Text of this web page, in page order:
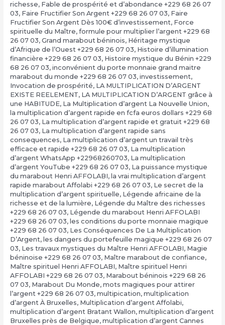
richesse, Fable de prospérité et d’abondance +229 68 26 07
03, Faire Fructifier Son Argent +229 68 26 07 03, Faire
Fructifier Son Argent Dès 100€ d’investissement, Force
spirituelle du Maître, formule pour multiplier l’argent +229 68
26 07 03, Grand marabout béninois, Héritage mystique
d’Afrique de l’Ouest +229 68 26 07 03, Histoire d’illumination
financière +229 68 26 07 03, Histoire mystique du Bénin +229
68 26 07 03, inconvénient du porte monnaie grand maitre
marabout du monde +229 68 26 07 03, investissement,
Invocation de prospérité, LA MULTIPLICATION D’ARGENT
EXISTE REELEMENT, LA MULTIPLICATION D’ARGENT grâce à
une HABITUDE, La Multiplication d’argent La Nouvelle Union,
la multiplication d’argent rapide en fcfa euros dollars +229 68
26 07 03, La multiplication d’argent rapide et gratuit +229 68
26 07 03, La multiplication d’argent rapide sans
consequences, La multiplication d’argent un travail très
efficace et rapide +229 68 26 07 03, La multiplication
d’argent WhatsApp +22968260703, La multiplication
d’argent YouTube +229 68 26 07 03, La puissance mystique
du marabout Henri AFFOLABI, la vrai multiplication d’argent
rapide marabout Affolabi +229 68 26 07 03, Le secret de la
multiplication d’argent spirituelle, Légende africaine de la
richesse et de la lumière, Légende du Maître des richesses
+229 68 26 07 03, Légende du marabout Henri AFFOLABI
+229 68 26 07 03, les conditions du porte monnaie magique
+229 68 26 07 03, Les Conséquences De La Multiplication
D’Argent, les dangers du portefeuille magique +229 68 26 07
03, Les travaux mystiques du Maître Henri AFFOLABI, Magie
béninoise +229 68 26 07 03, Maître marabout de confiance,
Maître spirituel Henri AFFOLABI, Maître spirituel Henri
AFFOLABI +229 68 26 07 03, Marabout béninois +229 68 26
07 03, Marabout Du Monde, mots magiques pour attirer
l’argent +229 68 26 07 03, multipication, multiplication
d’argent À Bruxelles, Multiplication d’argent Affolabi,
multiplication d’argent Bratant Wallon, multiplication d’argent
Bruxelles près de Belgique, multiplication d’argent Cannes